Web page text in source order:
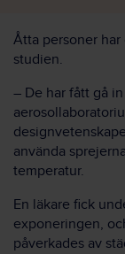
Åtta personer
studien.
– De har fått gå
använda
temperatur.
En läkare fick
exponeringen,
påverkades av